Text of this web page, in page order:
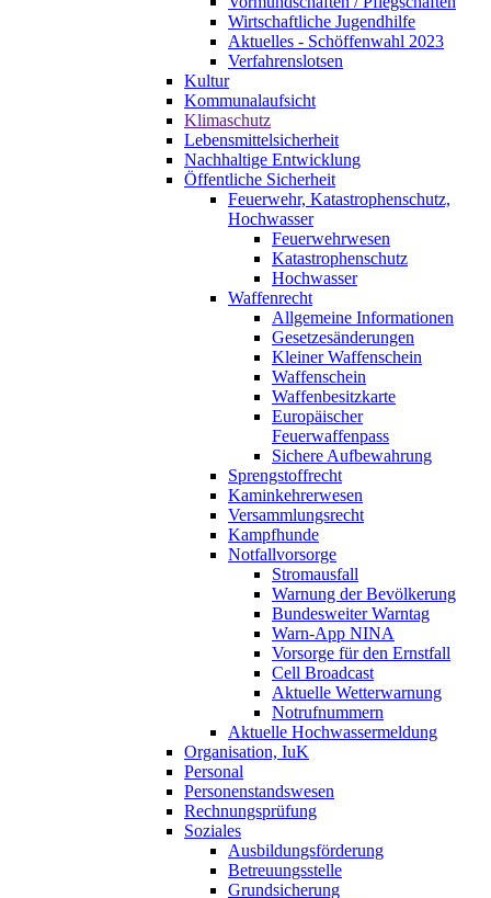
Wirtschaftliche Jugendhilfe
Aktuelles - Schöffenwahl 2023
Verfahrenslotsen
Kultur
Kommunalaufsicht
Klimaschutz
Lebensmittelsicherheit
Nachhaltige Entwicklung
Öffentliche Sicherheit
Feuerwehr, Katastrophenschutz,
Hochwasser
Feuerwehrwesen
Katastrophenschutz
Hochwasser
Waffenrecht
Allgemeine Informationen
Gesetzesänderungen
Kleiner Waffenschein
Waffenschein
Waffenbesitzkarte
Europäischer
Feuerwaffenpass
Sichere Aufbewahrung
Sprengstoffrecht
Kaminkehrerwesen
Versammlungsrecht
Kampfhunde
Notfallvorsorge
Stromausfall
Warnung der Bevölkerung
Bundesweiter Warntag
Warn-App NINA
Vorsorge für den Ernstfall
Cell Broadcast
Aktuelle Wetterwarnung
Notrufnummern
Aktuelle Hochwassermeldung
Organisation, IuK
Personal
Personenstandswesen
Rechnungsprüfung
Soziales
Ausbildungsförderung
Betreuungsstelle
Grundsicherung